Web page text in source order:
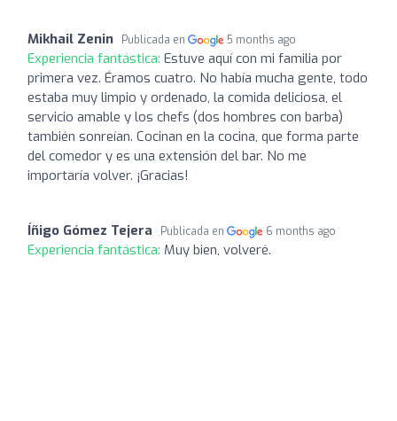
Mikhail Zenin Publicada en 5 months ago
Experiencia fantástica: Estuve aquí con mi familia por
primera vez. Éramos cuatro. No había mucha gente, todo
estaba muy limpio y ordenado, la comida deliciosa, el
servicio amable y los chefs (dos hombres con barba)
también sonreían. Cocinan en la cocina, que forma parte
del comedor y es una extensión del bar. No me
importaría volver. ¡Gracias!
Íñigo Gómez Tejera Publicada en 6 months ago
Experiencia fantástica: Muy bien, volveré.